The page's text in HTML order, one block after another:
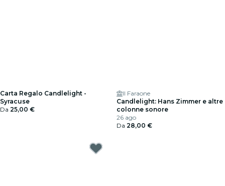
Carta Regalo Candlelight -
Syracuse
Da 25,00 €
Il Faraone
Candlelight: Hans Zimmer e altre
colonne sonore
26 ago
Da 28,00 €